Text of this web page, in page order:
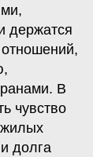
держатся
В
чувство
долга